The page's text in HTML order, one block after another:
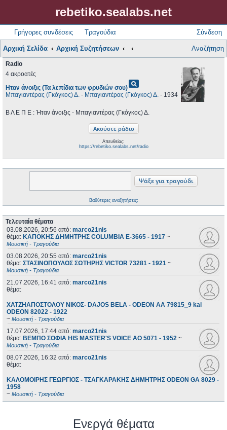
rebetiko.sealabs.net
Γρήγορες συνδέσεις Τραγούδια Σύνδεση
Αρχική Σελίδα Αρχική Συζητήσεων Αναζήτηση
Radio
4 ακροατές
Ηταν άνοιξις (Τα λεπίδια των φρυδιών σου)pageview
Μπαγιαντέρας (Γκόγκος) Δ. - Μπαγιαντέρας (Γκόγκος) Δ. - 1934
Β Λ Ε Π Ε : Ήταν άνοιξις - Μπαγιαντέρας (Γκόγκος) Δ.
Απευθείας:
https://rebetiko.sealabs.net/radio
Βαθύτερες αναζητήσεις;
Τελευταία θέματα
03.08.2026, 20:56 από: marco21nis
θέμα: ΚΑΠΟΚΗΣ ΔΗΜΗΤΡΗΣ COLUMBIA E-3665 - 1917 ~
Μουσική - Τραγούδια
03.08.2026, 20:55 από: marco21nis
θέμα: ΣΤΑΣΙΝΟΠΟΥΛΟΣ ΣΩΤΗΡΗΣ VICTOR 73281 - 1921 ~
Μουσική - Τραγούδια
21.07.2026, 16:41 από: marco21nis
θέμα:
ΧΑΤΖΗΑΠΟΣΤΟΛΟΥ ΝΙΚΟΣ- DAJOS BELA - ODEON AA 79815_9 kai
ODEON 82022 - 1922
~ Μουσική - Τραγούδια
17.07.2026, 17:44 από: marco21nis
θέμα: ΒΕΜΠΟ ΣΟΦΙΑ HIS MASTER'S VOICE AO 5071 - 1952 ~
Μουσική - Τραγούδια
08.07.2026, 16:32 από: marco21nis
θέμα:
ΚΑΛΟΜΟΙΡΗΣ ΓΕΩΡΓΙΟΣ - ΤΣΑΓΚΑΡΑΚΗΣ ΔΗΜΗΤΡΗΣ ODEON GA 8029 -
1958
~ Μουσική - Τραγούδια
Ενεργά θέματα